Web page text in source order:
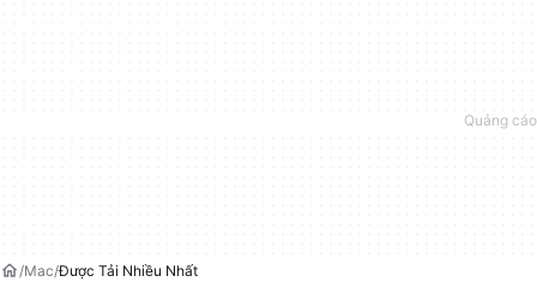
Mac Được Tải Nhiều Nhất